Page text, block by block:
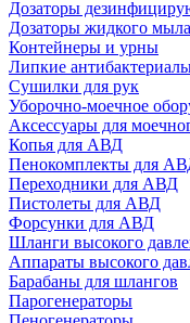
Дозаторы
Дозаторы жидкого мыла
Контейнеры и урны
Липкие
Сушилки для рук
Уборочно-моечное
Аксессуары для
Копья для АВД
Пенокомплекты для
Переходники для АВД
Пистолеты для АВД
Форсунки для АВД
Шланги высокого
Аппараты высокого
Барабаны для шлангов
Парогенераторы